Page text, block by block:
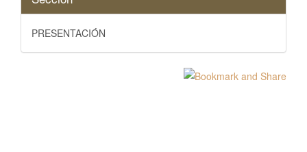
PRESENTACIÓN